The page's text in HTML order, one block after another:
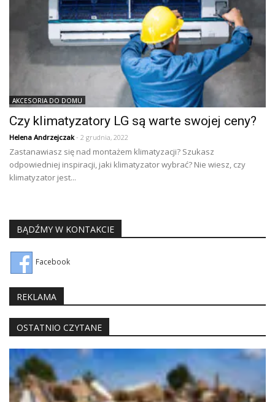
AKCESORIA DO DOMU
Czy klimatyzatory LG są warte swojej ceny?
Helena Andrzejczak- 2 grudnia, 2022
Zastanawiasz się nad montażem klimatyzacji? Szukasz
odpowiedniej inspiracji, jaki klimatyzator wybrać? Nie wiesz, czy
klimatyzator jest...
BĄDŹMY W KONTAKCIE
Facebook
REKLAMA
OSTATNIO CZYTANE